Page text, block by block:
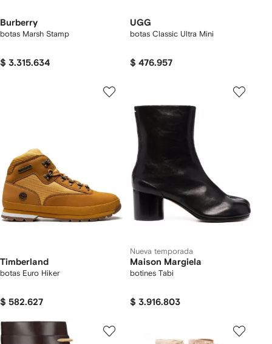
Burberry
botas Marsh Stamp
$ 3.315.634
UGG
botas Classic Ultra Mini
$ 476.957
Timberland
botas Euro Hiker
$ 582.627
Nueva temporada
Maison Margiela
botines Tabi
$ 3.916.803